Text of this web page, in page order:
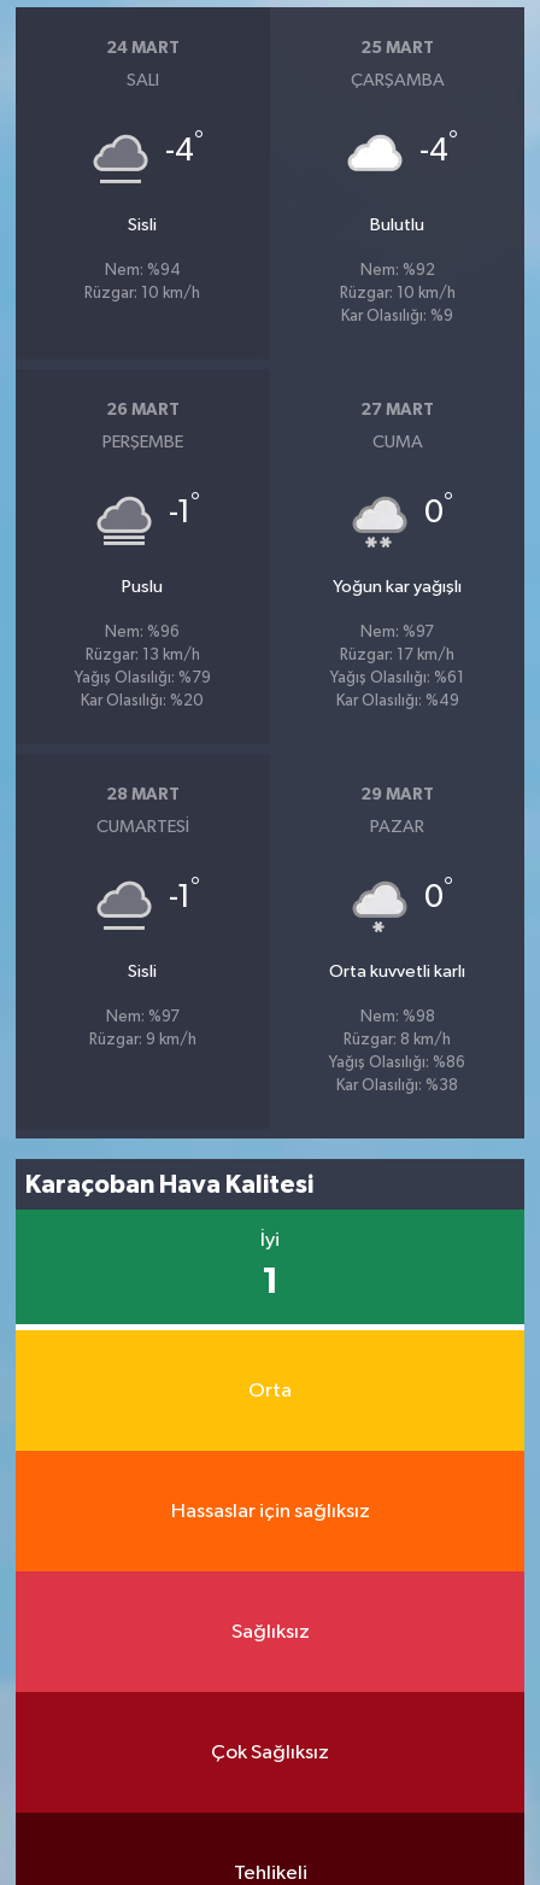
24 MART
SALI
-4°
Sisli
Nem: %94
Rüzgar: 10 km/h
25 MART
ÇARŞAMBA
-4°
Bulutlu
Nem: %92
Rüzgar: 10 km/h
Kar Olasılığı: %9
26 MART
PERŞEMBE
-1 °
Puslu
Nem: %96
Rüzgar: 13 km/h
Yağış Olasılığı: %79
Kar Olasılığı: %20
27 MART
CUMA
0°
Yoğun kar yağışlı
Nem: %97
Rüzgar: 17 km/h
Yağış Olasılığı: %61
Kar Olasılığı: %49
28 MART
CUMARTESI
-1 °
Sisli
Nem: %97
Rüzgar: 9 km/h
29 MART
PAZAR
0°
Orta kuvvetli karlı
Nem: %98
Rüzgar: 8 km/h
Yağış Olasılığı: %86
Kar Olasılığı: %38
Karaçoban Hava Kalitesi
İyi
1
Orta
Hassaslar için sağlıksız
Sağlıksız
Çok Sağlıksız
Tehlikeli